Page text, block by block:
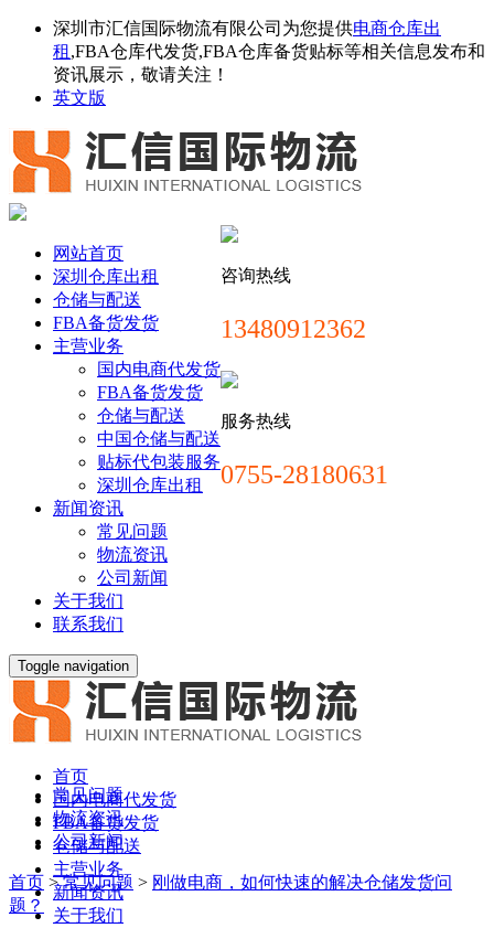
深圳市汇信国际物流有限公司为您提供电商仓库出
租 ,FBA仓库代发货,FBA仓库备货贴标等相关信息发布和
资讯展示，敬请关注！
英文版
咨询热线
13480912362
服务热线
0755-28180631
网站首页
深圳仓库出租
仓储与配送
FBA备货发货
主营业务
国内电商代发货
FBA备货发货
仓储与配送
中国仓储与配送
贴标代包装服务
深圳仓库出租
新闻资讯
常见问题
物流资讯
公司新闻
关于我们
联系我们
Toggle navigation
首页
国内电商代发货
FBA备货发货
仓储与配送
主营业务
新闻资讯
关于我们
常见问题
物流资讯
公司新闻
首页 >常见问题 > 刚做电商，如何快速的解决仓储发货问
题？